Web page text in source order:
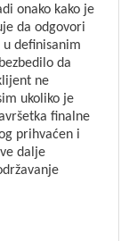
onako kako je
da odgovori
definisanim
da
ne
ukoliko je
finalne
prihvaćen i
dalje